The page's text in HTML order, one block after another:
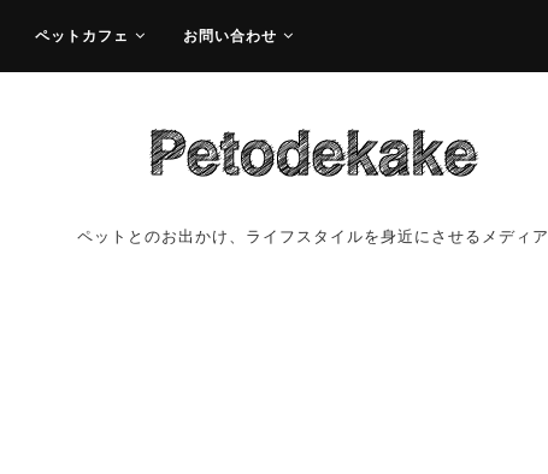
ペットカフェ お問い合わせ
ペットとのお出かけ、ライフスタイルを身近にさせるメディア